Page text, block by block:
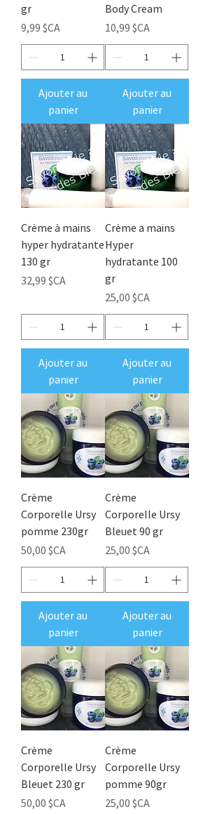
gr
Prix
9,99 $CA
Ajouter au
panier
Body Cream
Prix
10,99 $CA
Ajouter au
panier
Crème à mains
hyper hydratante
130 gr
Prix
32,99 $CA
Ajouter au
panier
Crème a mains
Hyper
hydratante 100
gr
Prix
25,00 $CA
Ajouter au
panier
Crème
Corporelle Ursy
pomme 230gr
Prix
50,00 $CA
Ajouter au
panier
Crème
Corporelle Ursy
Bleuet 90 gr
Prix
25,00 $CA
Ajouter au
panier
Crème
Corporelle Ursy
Bleuet 230 gr
Prix
50,00 $CA
Crème
Corporelle Ursy
pomme 90gr
Prix
25,00 $CA